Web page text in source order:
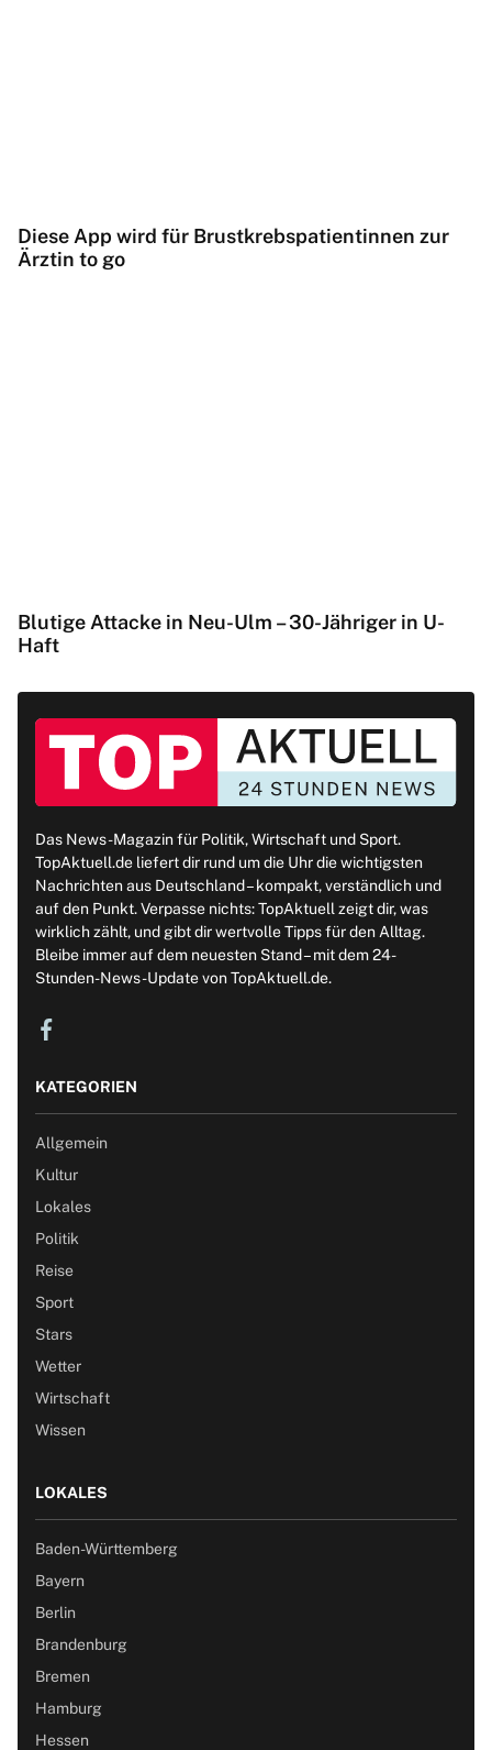
Diese App wird für Brustkrebspatientinnen zur
Ärztin to go
Blutige Attacke in Neu-Ulm – 30-Jähriger in U-
Haft
Das News-Magazin für Politik, Wirtschaft und Sport.
TopAktuell.de liefert dir rund um die Uhr die wichtigsten
Nachrichten aus Deutschland – kompakt, verständlich und
auf den Punkt. Verpasse nichts: TopAktuell zeigt dir, was
wirklich zählt, und gibt dir wertvolle Tipps für den Alltag.
Bleibe immer auf dem neuesten Stand – mit dem 24-
Stunden-News-Update von TopAktuell.de.
KATEGORIEN
Allgemein
Kultur
Lokales
Politik
Reise
Sport
Stars
Wetter
Wirtschaft
Wissen
LOKALES
Baden-Württemberg
Bayern
Berlin
Brandenburg
Bremen
Hamburg
Hessen